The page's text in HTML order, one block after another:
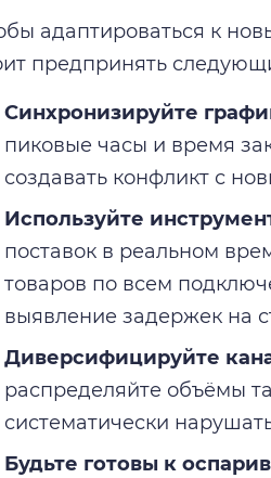
адаптироваться к
предпринять
Синхронизируйте
пиковые часы и время
создавать конфликт с
Используйте
поставок в реальном
товаров по всем
выявление задержек на
Диверсифицируйте
распределяйте объёмы
систематически
Будьте готовы к